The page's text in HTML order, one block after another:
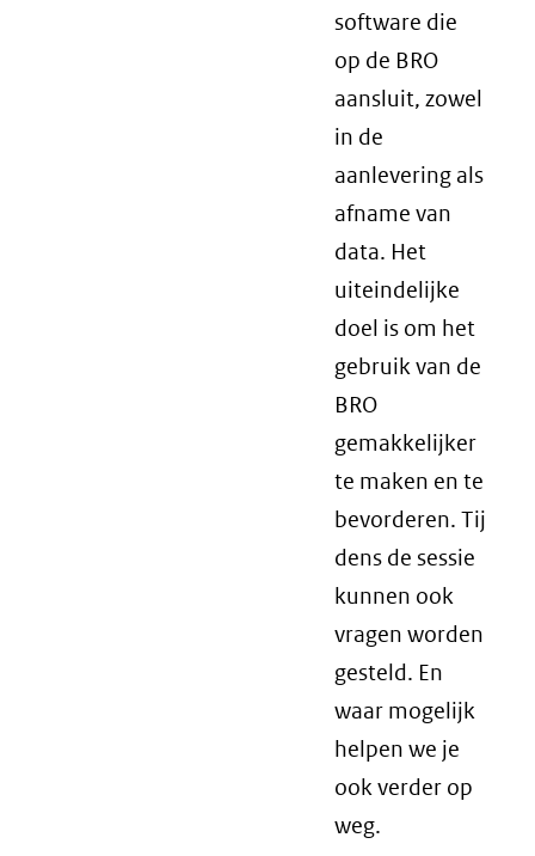
software die
op de BRO
aansluit, zowel
in de
aanlevering als
afname van
data. Het
uiteindelijke
doel is om het
gebruik van de
BRO
gemakkelijker
te maken en te
bevorderen. Tij
dens de sessie
kunnen ook
vragen worden
gesteld. En
waar mogelijk
helpen we je
ook verder op
weg.